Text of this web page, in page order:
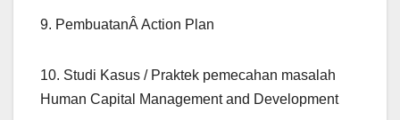
9. PembuatanÂ Action Plan
10. Studi Kasus / Praktek pemecahan masalah
Human Capital Management and Development